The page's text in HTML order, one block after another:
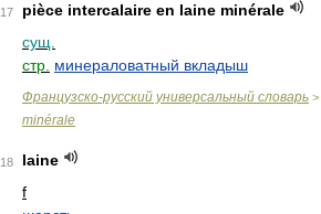
17
pièce intercalaire en laine minérale
сущ.
стр. минераловатный вкладыш
Французско-русский универсальный словарь >
minérale
18
laine
f